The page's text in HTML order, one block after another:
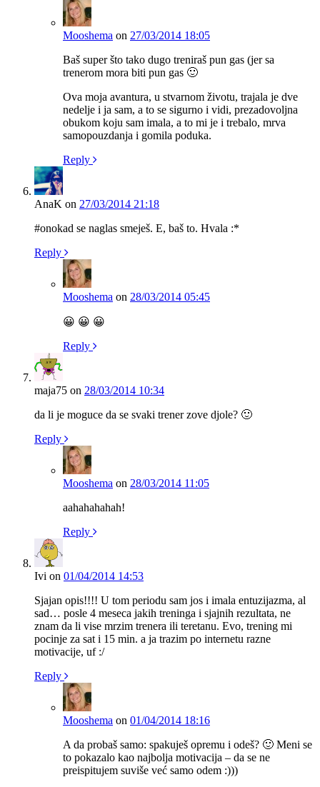
Mooshema on 27/03/2014 18:05
Baš super što tako dugo treniraš pun gas (jer sa
trenerom mora biti pun gas 🙂
Ova moja avantura, u stvarnom životu, trajala je dve
nedelje i ja sam, a to se sigurno i vidi, prezadovoljna
obukom koju sam imala, a to mi je i trebalo, mrva
samopouzdanja i gomila poduka.
Reply
AnaK on 27/03/2014 21:18
#onokad se naglas smeješ. E, baš to. Hvala :*
Reply
Mooshema on 28/03/2014 05:45
😀 😀 😀
Reply
maja75 on 28/03/2014 10:34
da li je moguce da se svaki trener zove djole? 🙂
Reply
Mooshema on 28/03/2014 11:05
aahahahahah!
Reply
Ivi on 01/04/2014 14:53
Sjajan opis!!!! U tom periodu sam jos i imala entuzijazma, al
sad… posle 4 meseca jakih treninga i sjajnih rezultata, ne
znam da li vise mrzim trenera ili teretanu. Evo, trening mi
pocinje za sat i 15 min. a ja trazim po internetu razne
motivacije, uf :/
Reply
Mooshema on 01/04/2014 18:16
A da probaš samo: spakuješ opremu i odeš? 🙂 Meni se
to pokazalo kao najbolja motivacija – da se ne
preispitujem suviše već samo odem :)))